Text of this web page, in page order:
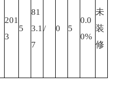
201
3
5
81
3.1
7
/ 0 5
0.0
0%
未
装
修